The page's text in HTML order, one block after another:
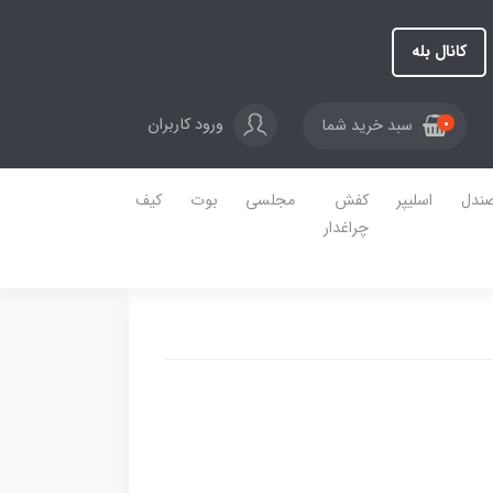
کانال بله
0 سبد خرید شما ورود کاربران
اسلیپر
کفش
چراغدار
مجلسی بوت کیف